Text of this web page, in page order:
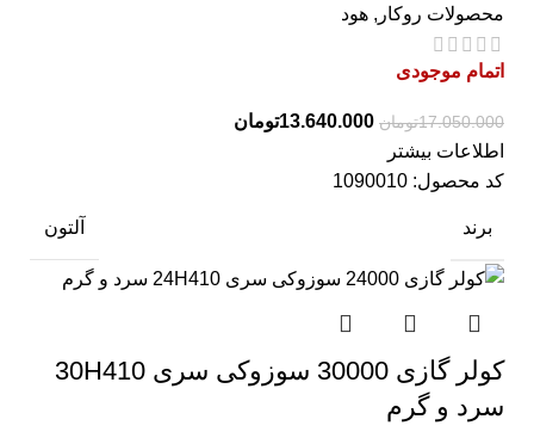
محصولات روکار , هود
اتمام موجودی
17.050.000تومان 13.640.000تومان
اطلاعات بیشتر
کد محصول: 1090010
برند آلتون
کولر گازی 30000 سوزوکی سری 30H410
سرد و گرم